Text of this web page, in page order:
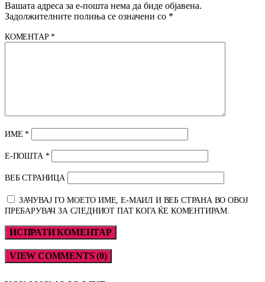
Вашата адреса за е-пошта нема да биде објавена.
Задолжителните полиња се означени со *
КОМЕНТАР*
ИМЕ*
Е-ПОШТА *
ВЕБ СТРАНИЦА
ЗАЧУВАЈ ГО МОЕТО ИМЕ, Е-МАИЛ И ВЕБ СТРАНА ВО ОВОЈ
ПРЕБАРУВАЧ ЗА СЛЕДНИОТ ПАТ КОГА ЌЕ КОМЕНТИРАМ.
VIEW COMMENTS (0)